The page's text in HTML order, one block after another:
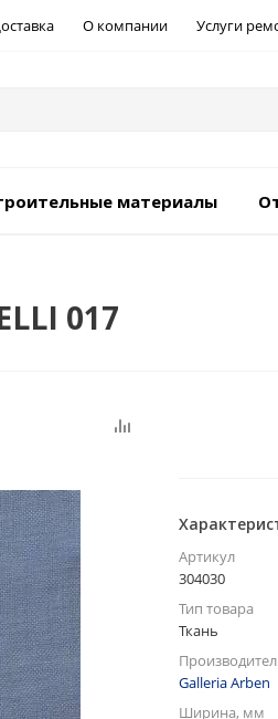
О компании Услуги
материалы
017
Артикул
304030
Тип товара
Ткань
Galleria Arben
Ширина, мм